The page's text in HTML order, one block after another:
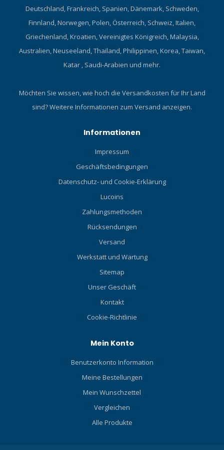
Deutschland, Frankreich, Spanien, Dänemark, Schweden,
Finnland, Norwegen, Polen, Österreich, Schweiz, Italien,
Griechenland, Kroatien, Vereinigtes Königreich, Malaysia,
Australien, Neuseeland, Thailand, Philippinen, Korea, Taiwan,
Katar , Saudi-Arabien und mehr.
Möchten Sie wissen, wie hoch die Versandkosten für Ihr Land
sind?Weitere Informationen zum Versand anzeigen.
Informationen
Impressum
Geschäftsbedingungen
Datenschutz- und Cookie-Erklärung
Lucoins
Zahlungsmethoden
Rücksendungen
Versand
Werkstatt und Wartung
Sitemap
Unser Geschäft
Kontakt
Cookie-Richtlinie
Mein Konto
Benutzerkonto Information
Meine Bestellungen
Mein Wunschzettel
Vergleichen
Alle Produkte